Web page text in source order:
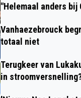
"Helemaal anders bij
Vanhaezebrouck
totaal niet
Terugkeer van
in